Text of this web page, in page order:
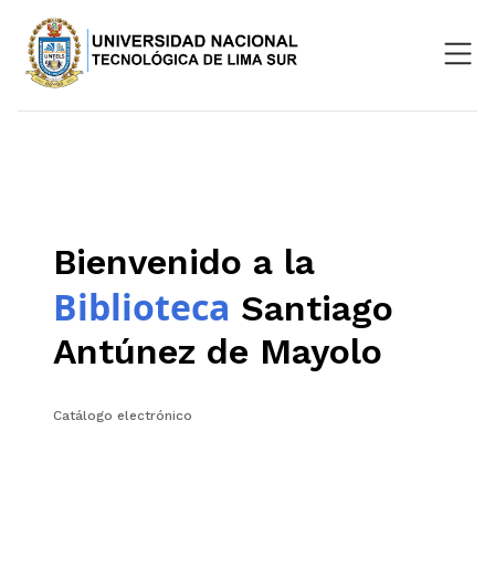
Aula Virtual
Bienvenido a la
Biblioteca Santiago
Antúnez de Mayolo
Catálogo electrónico